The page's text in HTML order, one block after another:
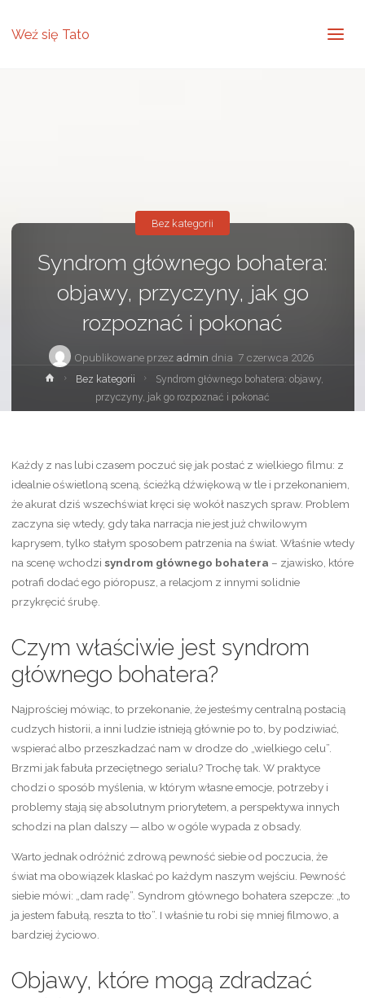
Weź się Tato
Syndrom głównego bohatera:
objawy, przyczyny, jak go
rozpoznać i pokonać
Opublikowane przez admin dnia 7 czerwca 2026
Bez kategorii
StronaBez kategorii
Syndrom głównego bohatera: objawy,
przyczyny, jak go rozpoznać i pokonać
Każdy z nas lubi czasem poczuć się jak postać z wielkiego filmu: z
idealnie oświetloną sceną, ścieżką dźwiękową w tle i przekonaniem,
że akurat dziś wszechświat kręci się wokół naszych spraw. Problem
zaczyna się wtedy, gdy taka narracja nie jest już chwilowym
kaprysem, tylko stałym sposobem patrzenia na świat. Właśnie wtedy
na scenę wchodzi syndrom głównego bohatera – zjawisko, które
potrafi dodać ego pióropusz, a relacjom z innymi solidnie
przykręcić śrubę.
Czym właściwie jest syndrom
głównego bohatera?
Najprościej mówiąc, to przekonanie, że jesteśmy centralną postacią
cudzych historii, a inni ludzie istnieją głównie po to, by podziwiać,
wspierać albo przeszkadzać nam w drodze do „wielkiego celu”.
Brzmi jak fabuła przeciętnego serialu? Trochę tak. W praktyce
chodzi o sposób myślenia, w którym własne emocje, potrzeby i
problemy stają się absolutnym priorytetem, a perspektywa innych
schodzi na plan dalszy — albo w ogóle wypada z obsady.
Warto jednak odróżnić zdrową pewność siebie od poczucia, że
świat ma obowiązek klaskać po każdym naszym wejściu. Pewność
siebie mówi: „dam radę”. Syndrom głównego bohatera szepcze: „to
ja jestem fabułą, reszta to tło”. I właśnie tu robi się mniej filmowo, a
bardziej życiowo.
Objawy, które mogą zdradzać